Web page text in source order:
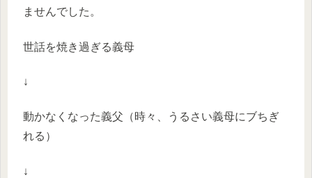
ませんでした。
世話を焼き過ぎる義母
↓
動かなくなった義父（時々、うるさい義母にブちぎ
れる）
↓